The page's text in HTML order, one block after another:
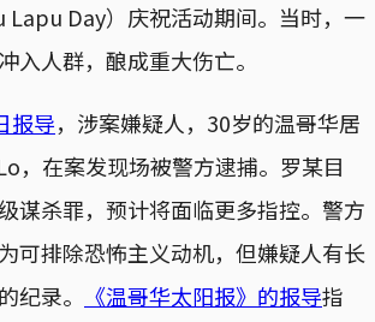
Lapu Day）庆祝活动期间。​当时，一
入人群，酿成重大伤亡。​
报导，涉案嫌疑人，30岁的温哥华居
，在案发现场被警方逮捕。​罗某目
谋杀罪，​预计将面临更多指控。警方
可排除恐怖主义动机，​但嫌疑人有长
纪录。
《温哥华太阳报》的报导指